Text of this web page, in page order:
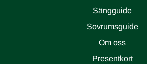
Sängguide
Sovrumsguide
Om oss
Presentkort